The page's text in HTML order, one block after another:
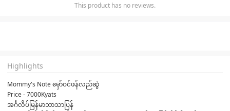
This product has no reviews.
Highlights
Mommy's Note မှော်ဝင်ဖန်လည်ဆွဲ
Price - 7000Kyats
အင်္ဂလိပ်မြန်မာဘာသာပြန်